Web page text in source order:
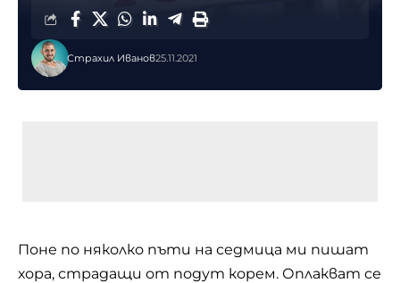
Страхил Иванов25.11.2021
Поне по няколко пъти на седмица ми пишат
хора, страдащи от подут корем. Оплакват се